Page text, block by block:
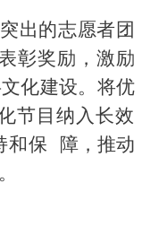
出的志愿者团
彰奖励，激励
化建设。将优
节目纳入长效
和保
障，推动